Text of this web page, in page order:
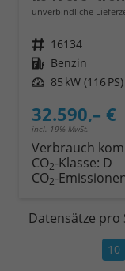
unverbindliche
Fahrzeugnr. 16134
Kraftstoff Benzin
Leistung 85 kW (116 PS)
32.590,– €
incl. 19% MwSt.
Verbrauch
CO2-Klasse: D
CO2-
Datensätze pro
10